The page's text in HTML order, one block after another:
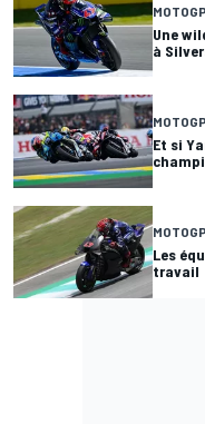
MOTOGP
Une
à
MOTOGP
Et si
MOTOGP
Les
travail